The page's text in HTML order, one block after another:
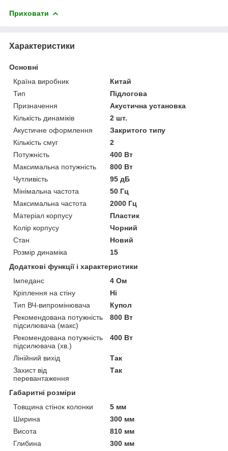
Приховати
Характеристики
Основні
Країна виробник
Китай
Тип
Підлогова
Призначення
Акустична установка
Кількість динаміків
2 шт.
Акустичне оформлення
Закритого типу
Кількість смуг
2
Потужність
400 Вт
Максимальна потужність
800 Вт
Чутливість
95 дБ
Мінімальна частота
50 Гц
Максимальна частота
2000 Гц
Матеріал корпусу
Пластик
Колір корпусу
Чорний
Стан
Новий
Розмір динаміка
15
Додаткові функції і характеристики
Імпеданс
4 Ом
Кріплення на стіну
Ні
Тип ВЧ-випромінювача
Купол
Рекомендована потужність
підсилювача (макс)
800 Вт
Рекомендована потужність
підсилювача (хв.)
400 Вт
Лінійний вихід
Так
Захист від
перевантаження
Так
Габаритні розміри
Товщина стінок колонки
5 мм
Ширина
300 мм
Висота
810 мм
Глибина
300 мм